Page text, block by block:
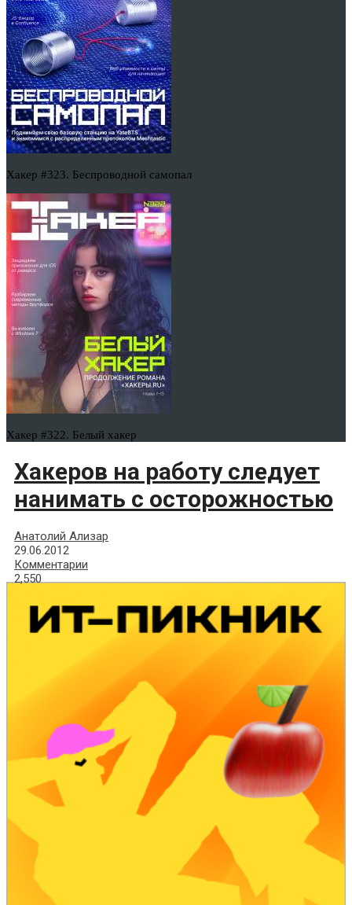
Хакер #323. Беспроводной самопал
Хакер #322. Белый хакер
Хакеров на работу следует
нанимать с осторожностью
Анатолий Ализар
29.06.2012
Комментарии
2,550